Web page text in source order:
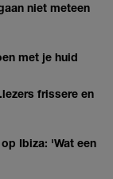
niet meteen
met je huid
frissere en
Ibiza: 'Wat een